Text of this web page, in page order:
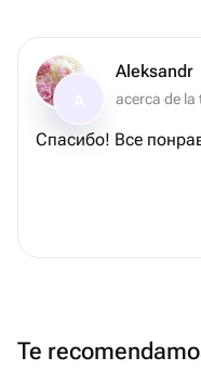
Aleksandr
acerca de la
Спасибо! Все
Te